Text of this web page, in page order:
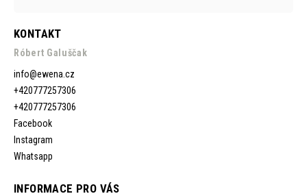
KONTAKT
Róbert Galuščak
info@ewena.cz
+420777257306
+420777257306
Facebook
Instagram
Whatsapp
INFORMACE PRO VÁS